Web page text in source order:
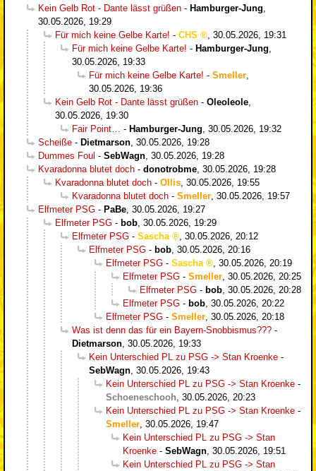
Kein Gelb Rot - Dante lässt grüßen - Hamburger-Jung
30.05.2026, 19:29
Für mich keine Gelbe Karte! - CHS
30.05.2026, 19:31
Für mich keine Gelbe Karte! - Hamburger-Jung
30.05.2026, 19:33
Für mich keine Gelbe Karte! - Smeller
30.05.2026, 19:36
Kein Gelb Rot - Dante lässt grüßen - Oleoleole
30.05.2026, 19:30
Fair Point…
- Hamburger-Jung 30.05.2026, 19:32
Scheiße - Dietmarson 30.05.2026, 19:28
Dummes Foul - SebWagn 30.05.2026, 19:28
Kvaradonna blutet doch - donotrobme 30.05.2026, 19:28
Kvaradonna blutet doch - Ollis 30.05.2026, 19:55
Kvaradonna blutet doch - Smeller 30.05.2026, 19:57
Elfmeter PSG - PaBe 30.05.2026, 19:27
Elfmeter PSG - bob 30.05.2026, 19:29
Elfmeter PSG - Sascha
30.05.2026, 20:12
Elfmeter PSG - bob 30.05.2026, 20:16
Elfmeter PSG - Sascha
30.05.2026, 20:19
Elfmeter PSG - Smeller 30.05.2026, 20:25
Elfmeter PSG - bob 30.05.2026, 20:28
Elfmeter PSG - bob 30.05.2026, 20:22
Elfmeter PSG - Smeller 30.05.2026, 20:18
Was ist denn das für ein Bayern-Snobbismus??? -
Dietmarson 30.05.2026, 19:33
Kein Unterschied PL zu PSG -> Stan Kroenke -
SebWagn 30.05.2026, 19:43
Kein Unterschied PL zu PSG -> Stan Kroenke -
Schoeneschooh 30.05.2026, 20:23
Kein Unterschied PL zu PSG -> Stan Kroenke -
Smeller 30.05.2026, 19:47
Kein Unterschied PL zu PSG -> Stan
Kroenke - SebWagn 30.05.2026, 19:51
Kein Unterschied PL zu PSG -> Stan